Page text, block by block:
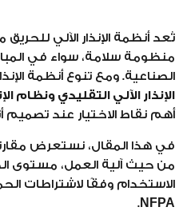
تُعد أنظمة الإنذار الآلي
منظومة سلامة، سواء في
الصناعية. ومع تنوع أنظمة
الإنذار الآلي التقليدي ونظام
أهم نقاط الاختيار عند تصميم
في هذا المقال، نستعرض
من حيث آلية العمل، مستوى
الاستخدام وفقًا لاشتراطات
NFPA
.